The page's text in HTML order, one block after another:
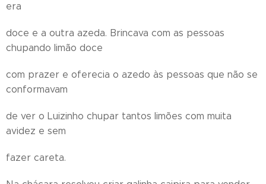
era
doce e a outra azeda. Brincava com as pessoas
chupando limão doce
com prazer e oferecia o azedo às pessoas que não se
conformavam
de ver o Luizinho chupar tantos limões com muita
avidez e sem
fazer careta.